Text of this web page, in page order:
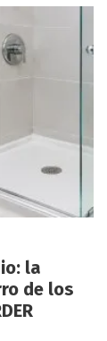
la
de los